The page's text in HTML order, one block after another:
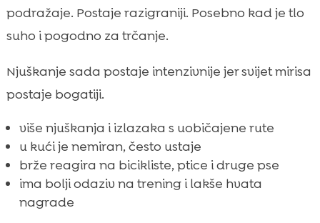
podražaje. Postaje razigraniji. Posebno kad je tlo
suho i pogodno za trčanje.
Njuškanje sada postaje intenzivnije jer svijet mirisa
postaje bogatiji.
više njuškanja i izlazaka s uobičajene rute
u kući je nemiran, često ustaje
brže reagira na bicikliste, ptice i druge pse
ima bolji odaziv na trening i lakše hvata
nagrade